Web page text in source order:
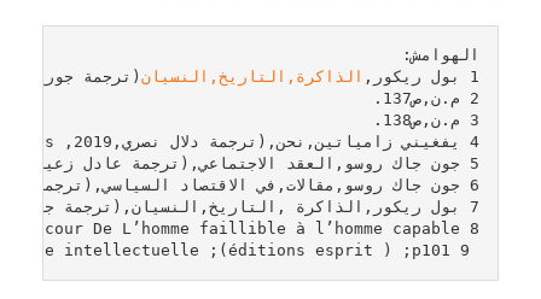
1 بول ريكور,
الذاكرة,التاريخ,النسيان